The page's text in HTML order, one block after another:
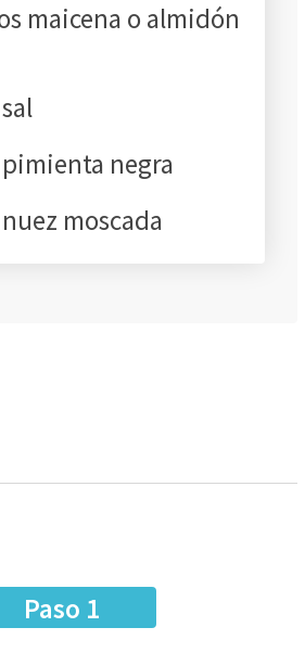
maicena o almidón
negra
moscada
Paso 1